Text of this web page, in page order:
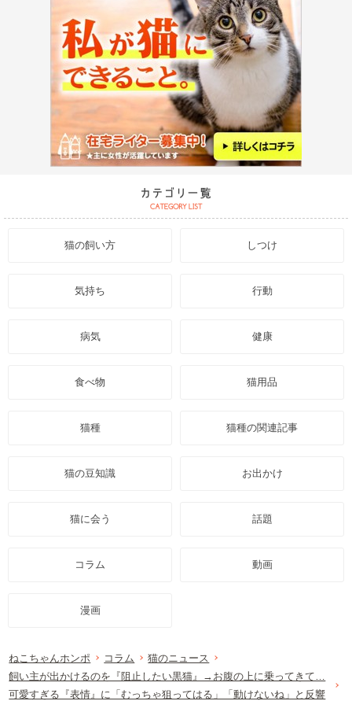
猫の飼い方 しつけ
気持ち 行動
病気 健康
食べ物 猫用品
猫種 猫種の関連記事
猫の豆知識 お出かけ
猫に会う 話題
コラム 動画
漫画
ねこちゃんホンポ コラム
猫のニュース
飼い主が出かけるのを『阻止したい黒猫』→お腹の上に乗ってきて…
可愛すぎる『表情』に「むっちゃ狙ってはる」「動けないね」と反響